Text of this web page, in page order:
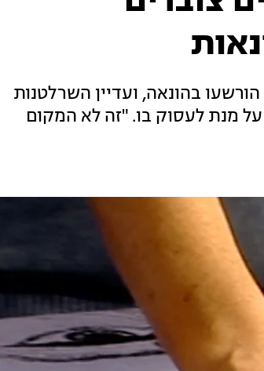
בהונאה, ועדיין השרלטנות
על מנת לעסוק בו. "זה לא המקום